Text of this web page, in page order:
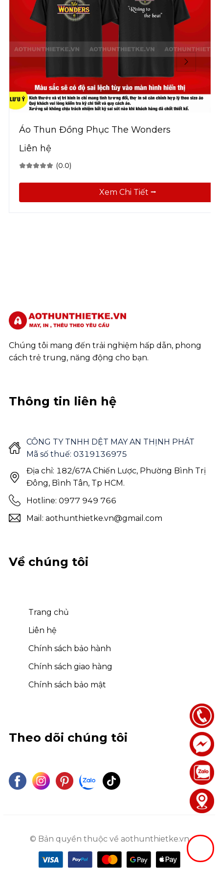
Áo Thun Đồng Phục The Wonders
Liên hệ
(0.0)
Xem Chi Tiết ⭢
Theo dõi chúng tôi
Chúng tôi mang đến trải nghiệm hấp dẫn, phong
cách trẻ trung, năng động cho bạn.
Về chúng tôi
Trang chủ
Liên hệ
Chính sách bảo hành
Chính sách giao hàng
Chính sách bảo mật
Thông tin liên hệ
Hotline: 0977 949 766
Mail: aothunthietke.vn@gmail.com
Địa chỉ: 182/67A Chiến Lược, Phường Bình Trị
Đông, Bình Tân, Tp HCM.
CÔNG TY TNHH DỆT MAY AN THỊNH PHÁT
Mã số thuế: 0319136975
© Bản quyền thuộc về aothunthietke.vn